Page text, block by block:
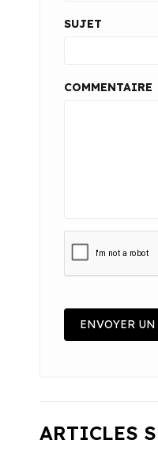
SUJET
COMMENTAIRE
ARTICLES